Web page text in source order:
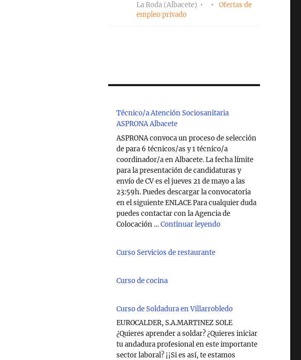
La Roda (Albacete)
Ofertas de
empleo privado
Técnico/a Atención Sociosanitaria
ASPRONA Albacete
ASPRONA convoca un proceso de selección
de para 6 técnicos/as y 1 técnico/a
coordinador/a en Albacete. La fecha límite
para la presentación de candidaturas y
envío de CV es el jueves 21 de mayo a las
23:59h. Puedes descargar la convocatoria
en el siguiente ENLACE Para cualquier duda
puedes contactar con la Agencia de
Colocación …Continuar leyendo"Técnico/a Atención
Curso Servicios de restaurante
Curso de cocina
Curso de Soldadura en Villarrobledo
EUROCALDER, S.A.MARTINEZ SOLE
¿Quieres aprender a soldar? ¿Quieres iniciar
tu andadura profesional en este importante
sector laboral? ¡¡Si es así, te estamos